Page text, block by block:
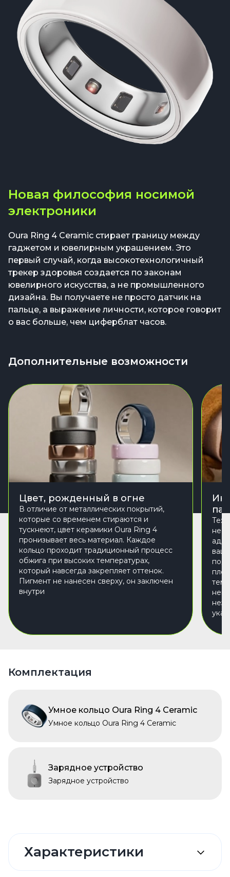
Новая философия носимой
электроники
Oura Ring 4 Ceramic стирает границу между
гаджетом и ювелирным украшением. Это
первый случай, когда высокотехнологичный
трекер здоровья создается по законам
ювелирного искусства, а не промышленного
дизайна. Вы получаете не просто датчик на
пальце, а выражение личности, которое говорит
о вас больше, чем циферблат часов.
Дополнительные возможности
Цвет, рожденный в огне
В отличие от металлических покрытий,
которые со временем стираются и
тускнеют, цвет керамики Oura Ring 4
пронизывает весь материал. Каждое
кольцо проходит традиционный процесс
обжига при высоких температурах,
который навсегда закрепляет оттенок.
Пигмент не нанесен сверху, он заключен
внутри
не
Комплектация
Умное кольцо Oura Ring 4 Ceramic
Умное кольцо Oura Ring 4 Ceramic
Зарядное устройство
Зарядное устройство
Характеристики